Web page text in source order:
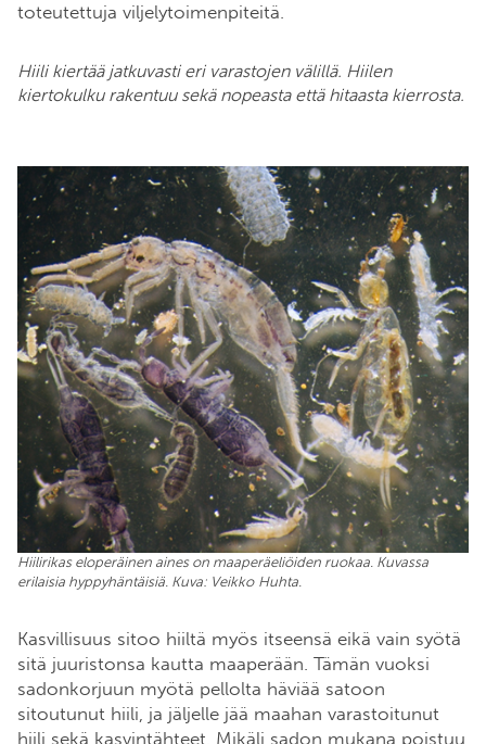
toteutettuja viljelytoimenpiteitä.
Hiili kiertää jatkuvasti eri varastojen välillä. Hiilen
kiertokulku rakentuu sekä nopeasta että hitaasta kierrosta.
Hiilirikas eloperäinen aines on maaperäeliöiden ruokaa. Kuvassa
erilaisia hyppyhäntäisiä. Kuva: Veikko Huhta.
Kasvillisuus sitoo hiiltä myös itseensä eikä vain syötä
sitä juuristonsa kautta maaperään. Tämän vuoksi
sadonkorjuun myötä pellolta häviää satoon
sitoutunut hiili, ja jäljelle jää maahan varastoitunut
hiili sekä kasvintähteet. Mikäli sadon mukana poistuu